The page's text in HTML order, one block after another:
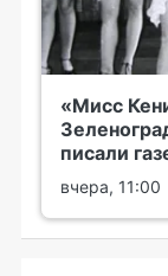
«Мисс
писали
вчера, 11:00